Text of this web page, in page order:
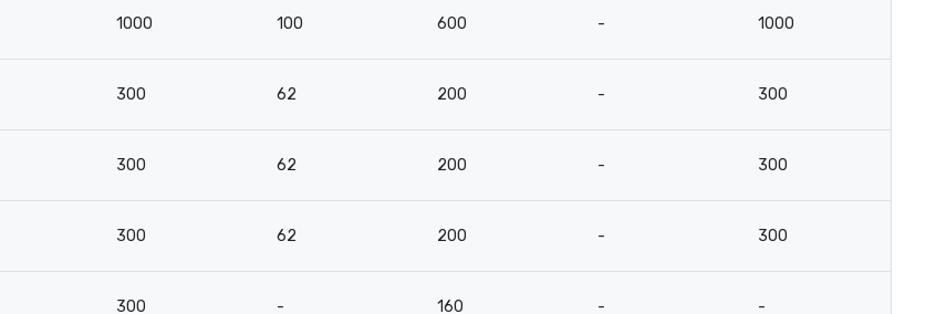
1000 100 600 - 1000
300 62 200 - 300
300 62 200 - 300
300 62 200 - 300
300 - 160 - -